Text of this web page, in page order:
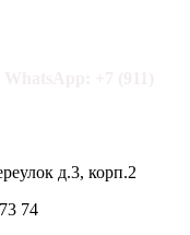
д.3, корп.2
74